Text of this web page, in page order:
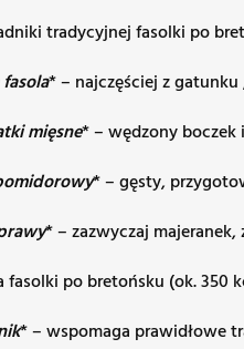
tradycyjnej fasolki po
fasola* – najczęściej z gatunku
mięsne* – wędzony boczek
* – gęsty,
* – zazwyczaj
fasolki po bretońsku (ok. 350
* – wspomaga prawidłowe